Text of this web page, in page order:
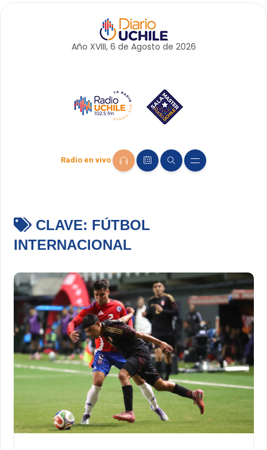
Año XVIII, 6 de Agosto de 2026
Radio en vivo
CLAVE: FÚTBOL
INTERNACIONAL